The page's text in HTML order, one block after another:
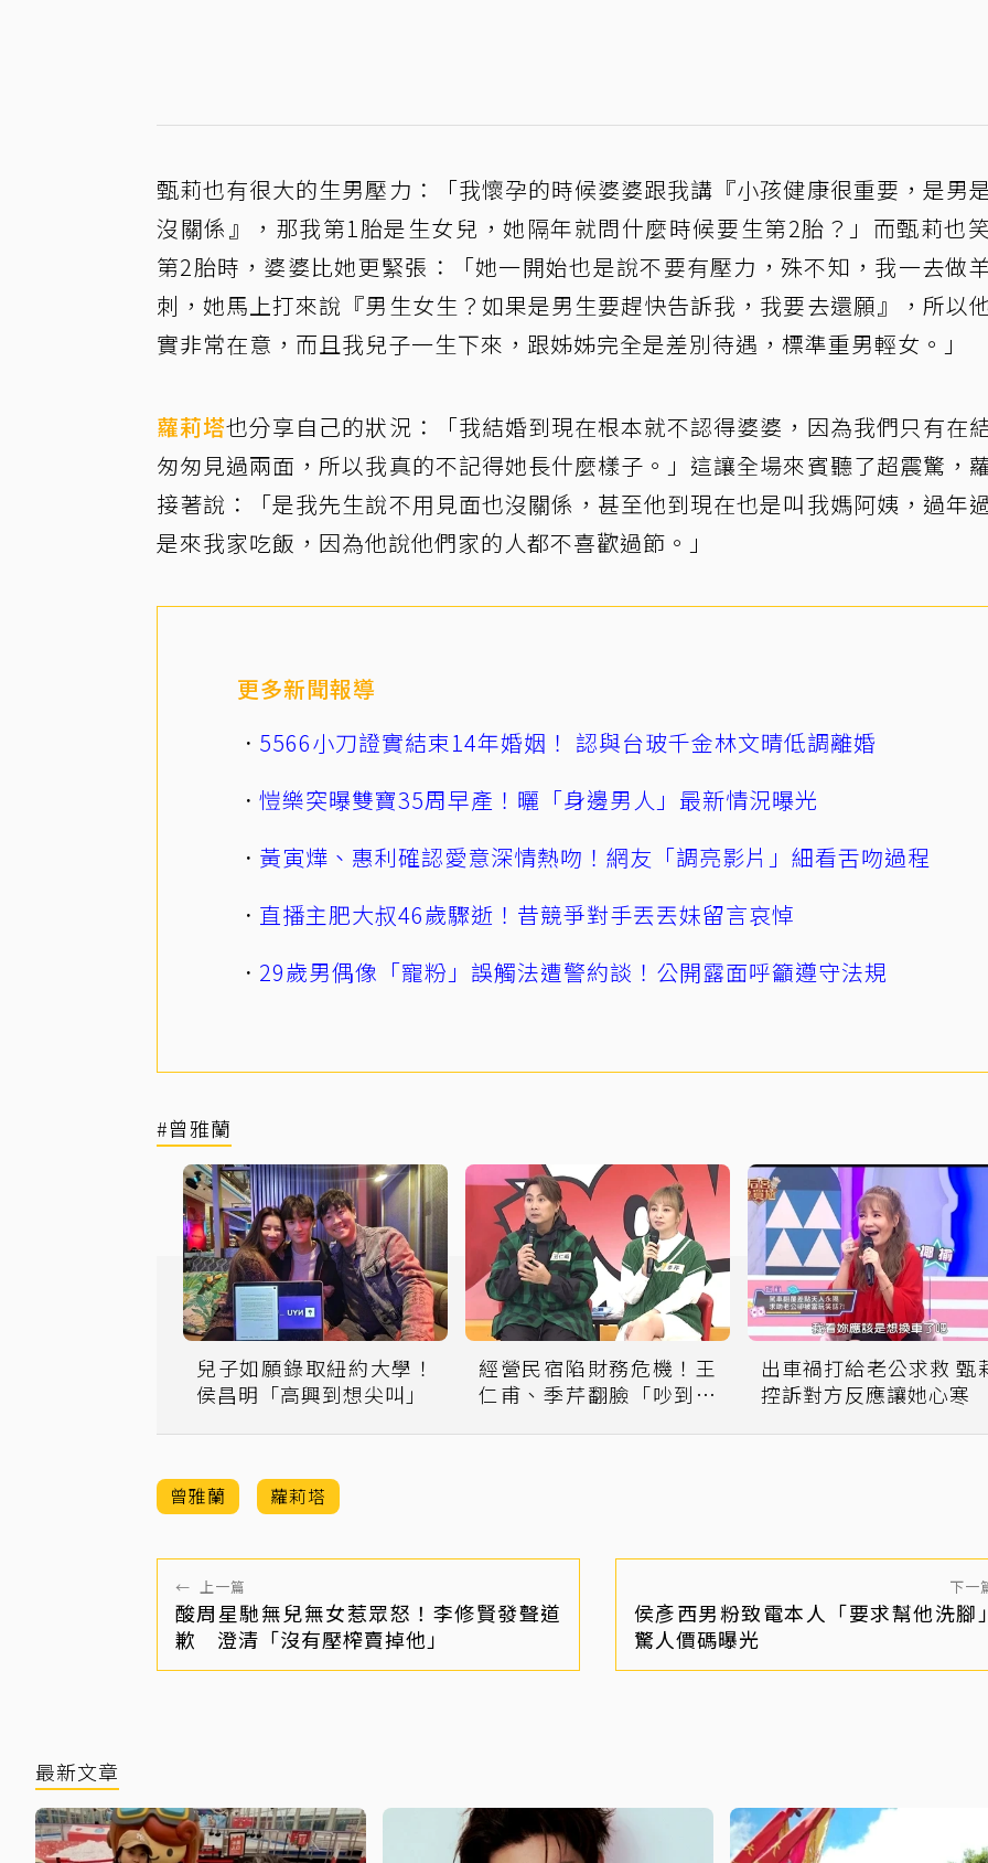
甄莉也有很大的生男壓力：「我懷孕的時候婆婆跟我講『小孩健康很重要，是男
沒關係』，那我第1胎是生女兒，她隔年就問什麼時候要生第2胎？」而甄莉也
第2胎時，婆婆比她更緊張：「她一開始也是說不要有壓力，殊不知，我一去做
刺，她馬上打來說『男生女生？如果是男生要趕快告訴我，我要去還願』，所以
實非常在意，而且我兒子一生下來，跟姊姊完全是差別待遇，標準重男輕女。」
蘿莉塔也分享自己的狀況：「我結婚到現在根本就不認得婆婆，因為我們只有在
匆匆見過兩面，所以我真的不記得她長什麼樣子。」這讓全場來賓聽了超震驚，
接著說：「是我先生說不用見面也沒關係，甚至他到現在也是叫我媽阿姨，過年
是來我家吃飯，因為他說他們家的人都不喜歡過節。」
更多新聞報導
5566小刀證實結束14年婚姻！ 認與台玻千金林文晴低調離婚
愷樂突曝雙寶35周早產！曬「身邊男人」最新情況曝光
黃寅燁、惠利確認愛意深情熱吻！網友「調亮影片」細看舌吻過程
直播主肥大叔46歲驟逝！昔競爭對手丟丟妹留言哀悼
29歲男偶像「寵粉」誤觸法遭警約談！公開露面呼籲遵守法規
#曾雅蘭
兒子如願錄取紐約大學！
侯昌明「高興到想尖叫」
經營民宿陷財務危機！王
仁甫、季芹翻臉「吵到要
出車禍打給老公求救 甄莉
控訴對方反應讓她心寒
曾雅蘭 蘿莉塔
← 上一篇
酸周星馳無兒無女惹眾怒！李修賢發聲道
歉 澄清「沒有壓榨賣掉他」
下一
侯彥西男粉致電本人「要求幫他洗
驚人價碼曝光
最新文章